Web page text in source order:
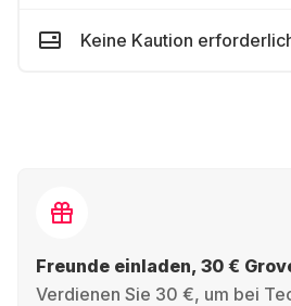
Keine Kaution
Freunde einladen, 30 €
Verdienen Sie 30 €, um bei